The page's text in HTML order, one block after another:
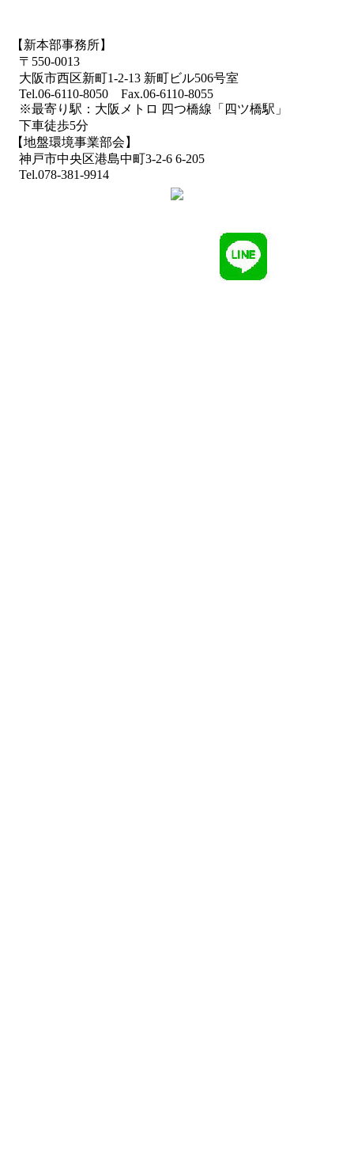
【新本部事務所】
〒550-0013
大阪市西区新町1-2-13 新町ビル506号室
Tel.06-6110-8050 Fax.06-6110-8055
※最寄り駅：大阪メトロ 四つ橋線「四ツ橋駅」
下車徒歩5分
【地盤環境事業部会】
神戸市中央区港島中町3-2-6 6-205
Tel.078-381-9914